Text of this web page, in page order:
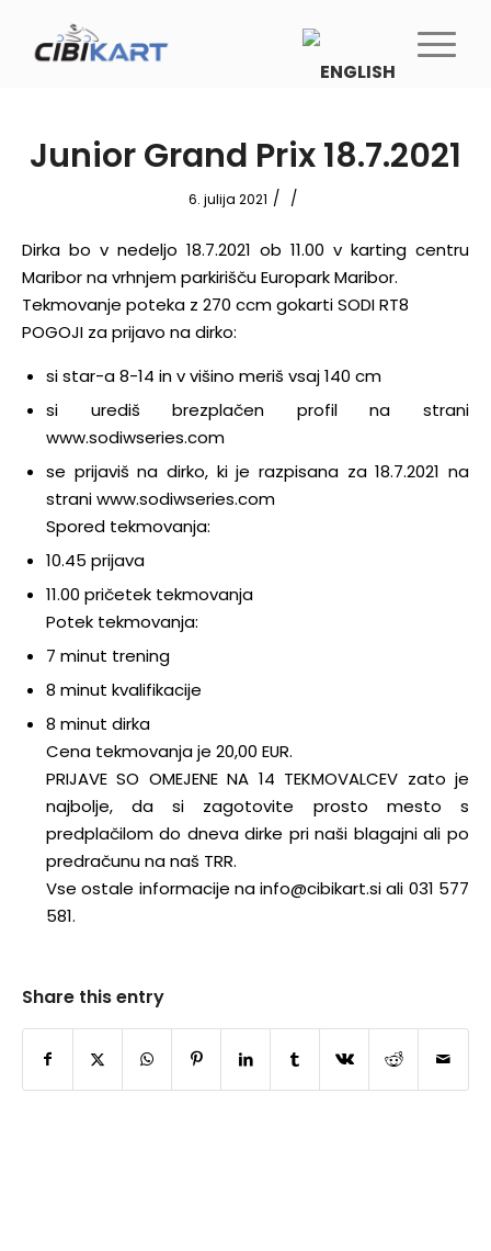
Junior Grand Prix 18.7.2021
6. julija 2021 / /
Dirka bo v nedeljo 18.7.2021 ob 11.00 v karting centru
Maribor na vrhnjem parkirišču Europark Maribor.
Tekmovanje poteka z 270 ccm gokarti SODI RT8
POGOJI za prijavo na dirko:
si star-a 8-14 in v višino meriš vsaj 140 cm
si urediš brezplačen profil na strani
www.sodiwseries.com
se prijaviš na dirko, ki je razpisana za 18.7.2021 na
strani www.sodiwseries.com
Spored tekmovanja:
10.45 prijava
11.00 pričetek tekmovanja
Potek tekmovanja:
7 minut trening
8 minut kvalifikacije
8 minut dirka
Cena tekmovanja je 20,00 EUR.
PRIJAVE SO OMEJENE NA 14 TEKMOVALCEV zato je
najbolje, da si zagotovite prosto mesto s
predplačilom do dneva dirke pri naši blagajni ali po
predračunu na naš TRR.
Vse ostale informacije na info@cibikart.si ali 031 577
581.
Share this entry